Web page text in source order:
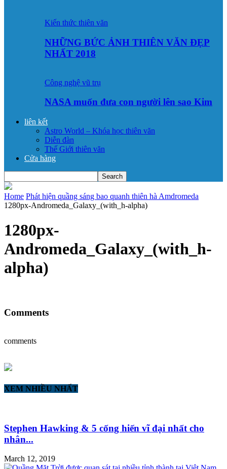
Kiến thức thiên văn
NHỮNG BỨC ẢNH THIÊN VĂN ĐẸP
NHẤT 2018
Công nghệ vũ trụ
NASA muốn đưa con người lên sao Kim
liên kết
Astro World – Khóa học thiên văn
Diễn đàn
Thế Giới thiên văn
Cửa hàng
Home Phát hiện quầng sáng bao quanh thiên hà Amdromeda
1280px-Andromeda_Galaxy_(with_h-alpha)
1280px-
Andromeda_Galaxy_(with_h-
alpha)
Comments
comments
XEM NHIỀU NHẤT
Stephen Hawking & 5 cống hiến vĩ đại nhất cho
nhân...
March 12, 2019